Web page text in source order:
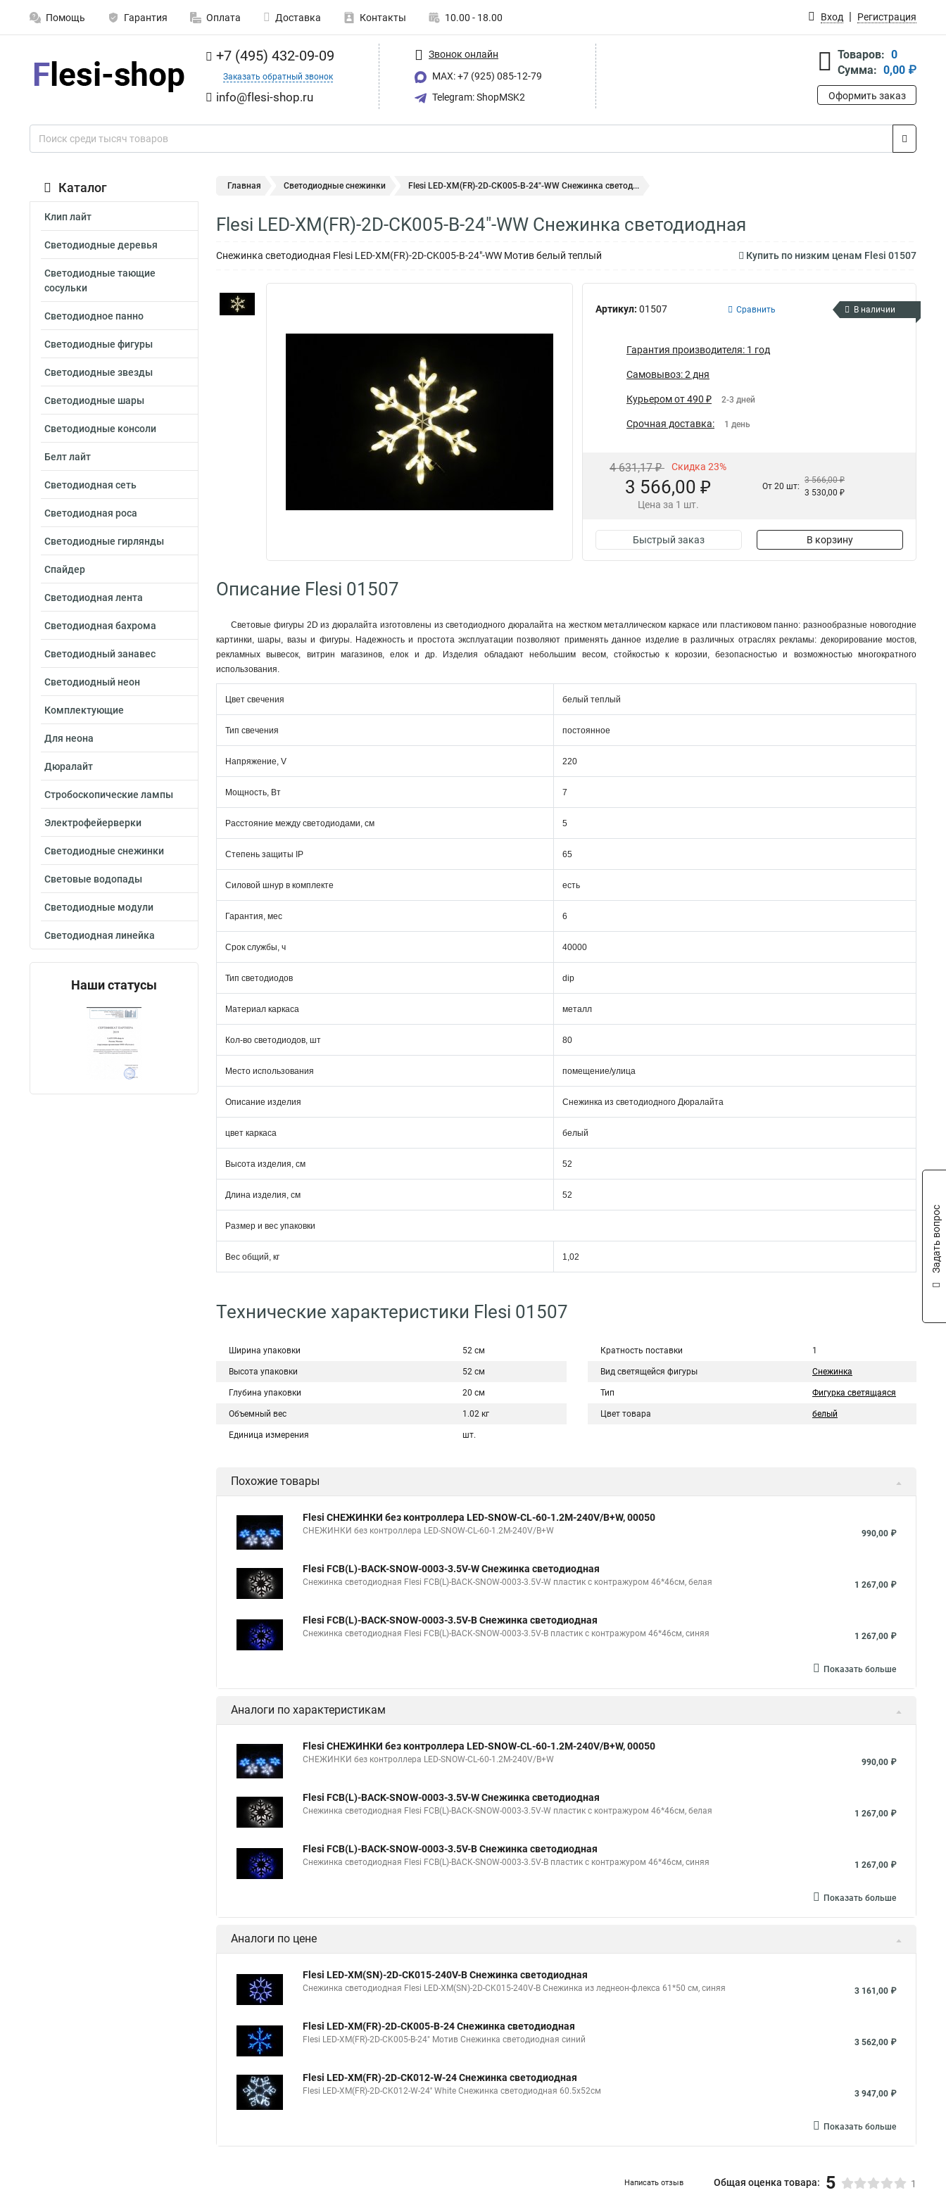
Помощь Гарантия Оплата Доставка Контакты 10.00 - 18.00 Вход Регистрация
+7 (495) 432-09-09
Заказать обратный звонок
info@flesi-shop.ru
Звонок онлайн
MAX: +7 (925) 085-12-79
Telegram: ShopMSK2
Товаров: 0
Сумма: 0,00 ₽
Оформить заказ
Каталог
Клип лайт
Светодиодные деревья
Светодиодные тающие
сосульки
Светодиодное панно
Светодиодные фигуры
Светодиодные звезды
Светодиодные шары
Светодиодные консоли
Белт лайт
Светодиодная сеть
Светодиодная роса
Светодиодные гирлянды
Спайдер
Светодиодная лента
Светодиодная бахрома
Светодиодный занавес
Светодиодный неон
Комплектующие
Для неона
Дюралайт
Стробоскопические лампы
Электрофейерверки
Светодиодные снежинки
Световые водопады
Светодиодные модули
Светодиодная линейка
Наши статусы
Главная Светодиодные снежинки Flesi LED-XM(FR)-2D-CK005-B-24"-WW Снежинка светод...
Flesi LED-XM(FR)-2D-CK005-B-24"-WW Снежинка светодиодная
Снежинка светодиодная Flesi LED-XM(FR)-2D-CK005-B-24"-WW Мотив белый теплый Купить по низким ценам Flesi 01507
Артикул: 01507 Сравнить В наличии
Гарантия производителя: 1 год
Самовывоз: 2 дня
Курьером от 490 ₽ 2-3 дней
Срочная доставка: 1 день
4 631,17 ₽ Скидка 23%
3 566,00 ₽
Цена за 1 шт.
От 20 шт:
3 566,00 ₽
3 530,00 ₽
Быстрый заказ В корзину
Описание Flesi 01507
Световые фигуры 2D из дюралайта изготовлены из светодиодного дюралайта на жестком металлическом каркасе или пластиковом панно: разнообразные новогодние
картинки, шары, вазы и фигуры. Надежность и простота эксплуатации позволяют применять данное изделие в различных отраслях рекламы: декорирование мостов,
рекламных вывесок, витрин магазинов, елок и др. Изделия обладают небольшим весом, стойкостью к корозии, безопасностью и возможностью многократного
использования.
Цвет свечения белый теплый
Тип свечения постоянное
Напряжение, V 220
Мощность, Вт 7
Расстояние между светодиодами, см 5
Степень защиты IP 65
Силовой шнур в комплекте есть
Гарантия, мес 6
Срок службы, ч 40000
Тип светодиодов dip
Материал каркаса металл
Кол-во светодиодов, шт 80
Место использования помещение/улица
Описание изделия Снежинка из светодиодного Дюралайта
цвет каркаса белый
Высота изделия, см 52
Длина изделия, см 52
Размер и вес упаковки
Вес общий, кг 1,02
Технические характеристики Flesi 01507
Ширина упаковки 52 см
Высота упаковки 52 см
Глубина упаковки 20 см
Объемный вес 1.02 кг
Единица измерения шт.
Кратность поставки 1
Вид светящейся фигуры Снежинка
Тип Фигурка светящаяся
Цвет товара белый
Похожие товары
Flesi СНЕЖИНКИ без контроллера LED-SNOW-CL-60-1.2M-240V/B+W, 00050
СНЕЖИНКИ без контроллера LED-SNOW-CL-60-1.2M-240V/B+W 990,00 ₽
Flesi FCB(L)-BACK-SNOW-0003-3.5V-W Снежинка светодиодная
Снежинка светодиодная Flesi FCB(L)-BACK-SNOW-0003-3.5V-W пластик с контражуром 46*46см, белая 1 267,00 ₽
Flesi FCB(L)-BACK-SNOW-0003-3.5V-B Снежинка светодиодная
Снежинка светодиодная Flesi FCB(L)-BACK-SNOW-0003-3.5V-B пластик с контражуром 46*46см, синяя 1 267,00 ₽
Показать больше
Аналоги по характеристикам
Flesi СНЕЖИНКИ без контроллера LED-SNOW-CL-60-1.2M-240V/B+W, 00050
СНЕЖИНКИ без контроллера LED-SNOW-CL-60-1.2M-240V/B+W 990,00 ₽
Flesi FCB(L)-BACK-SNOW-0003-3.5V-W Снежинка светодиодная
Снежинка светодиодная Flesi FCB(L)-BACK-SNOW-0003-3.5V-W пластик с контражуром 46*46см, белая 1 267,00 ₽
Flesi FCB(L)-BACK-SNOW-0003-3.5V-B Снежинка светодиодная
Снежинка светодиодная Flesi FCB(L)-BACK-SNOW-0003-3.5V-B пластик с контражуром 46*46см, синяя 1 267,00 ₽
Показать больше
Аналоги по цене
Flesi LED-XM(SN)-2D-CK015-240V-B Снежинка светодиодная
Снежинка светодиодная Flesi LED-XM(SN)-2D-CK015-240V-B Снежинка из леднеон-флекса 61*50 см, синяя 3 161,00 ₽
Flesi LED-XM(FR)-2D-CK005-B-24 Снежинка светодиодная
Flesi LED-XM(FR)-2D-CK005-B-24" Мотив Снежинка светодиодная синий 3 562,00 ₽
Flesi LED-XM(FR)-2D-CK012-W-24 Снежинка светодиодная
Flesi LED-XM(FR)-2D-CK012-W-24'' White Снежинка светодиодная 60.5х52см 3 947,00 ₽
Показать больше
Написать отзыв Общая оценка товара: 5 1
Задать вопрос